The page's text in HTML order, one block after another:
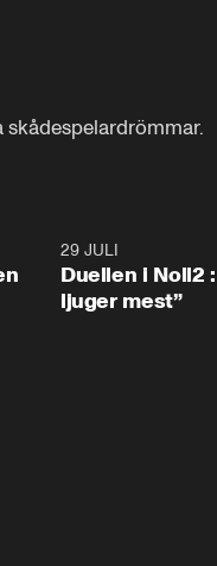
skådespelardrömmar.
29 JULI
Duellen i Noll2 :
ljuger mest”